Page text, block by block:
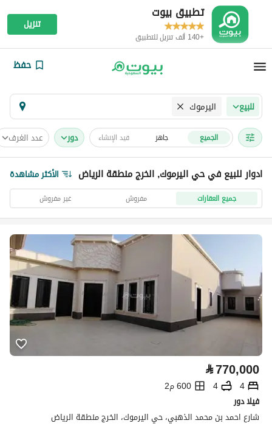
تطبيق بيوت
+140 ألف تنزيل للتطبيق
تنزيل
حفظ
للبيع اليرموك
الجميع جاهز قيد الإنشاء دور عدد الغرف
ادوار للبيع في حي اليرموك, الخرج منطقة الرياض الأكثر مشاهدة
جميع العقارات مفروش غير مفروش
⃁770,000
4
4
600 م2
فيلا دور
شارع احمد بن محمد الذهبي، حي اليرموك، الخرج منطقة الرياض